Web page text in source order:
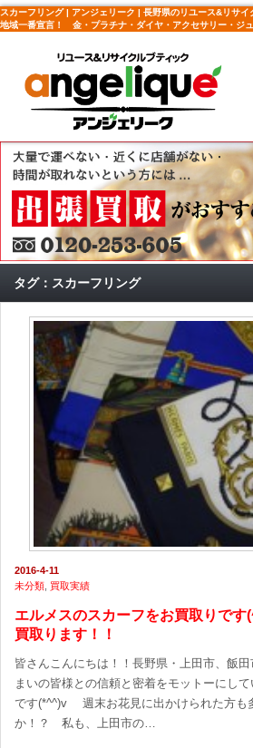
スカーフリング | アンジェリーク | 長野県のリユース&リサ
地域一番宣言！ 金・プラチナ・ダイヤ・アクセサリー・ジ
タグ：スカーフリング
2016-4-11
未分類 買取実績
エルメスのスカーフをお買取りで
買取ります！！
皆さんこんにちは！！長野県・上田市、飯
まいの皆様との信頼と密着をモットーにし
です(*^^)v 週末お花見に出かけられた方も
か！？ 私も、上田市の…